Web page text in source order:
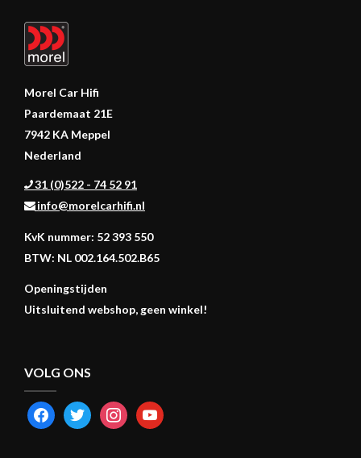
Morel Car Hifi
Paardemaat 21E
7942 KA Meppel
Nederland
31 (0)522 - 74 52 91
info@morelcarhifi.nl
KvK nummer: 52 393 550
BTW: NL 002.164.502.B65
Openingstijden
Uitsluitend webshop, geen winkel!
VOLG ONS
FACEBOOKTWITTERINSTAGRAM
YOUTUBE